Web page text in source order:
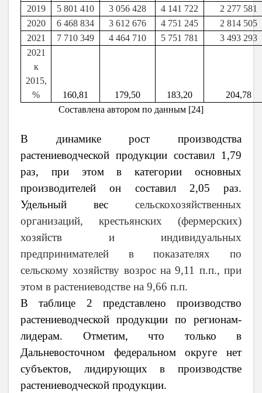
2019
5 801 410 3 056 428 4 141 722
2 277 581
2020
6 468 834 3 612 676 4 751 245
2 814 505
2021
7 710 349 4 464 710 5 751 781
3 493 293
2021
к
2015,
%
160,81 179,50 183,20
204,78
Составлена автором по данным [24]
В динамике рост производства
растениеводческой продукции составил 1,79
раз, при этом в категории основных
производителей он составил 2,05 раз.
Удельный вес сельскохозяйственных
организаций, крестьянских (фермерских)
хозяйств и индивидуальных
предпринимателей в показателях по
сельскому хозяйству возрос на 9,11 п.п., при
этом в растениеводстве на 9,66 п.п.
В таблице 2 представлено производство
растениеводческой продукции по регионам-
лидерам. Отметим, что только в
Дальневосточном федеральном округе нет
субъектов, лидирующих в производстве
растениеводческой продукции.